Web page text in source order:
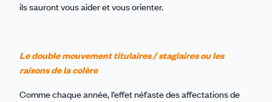
ils sauront vous aider et vous orienter.
Le double mouvement titulaires / stagiaires ou les
raisons de la colère
Comme chaque année, l’effet néfaste des affectations de